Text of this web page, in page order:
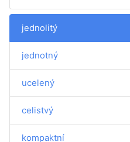
jednolitý
jednotný
ucelený
celistvý
kompaktní